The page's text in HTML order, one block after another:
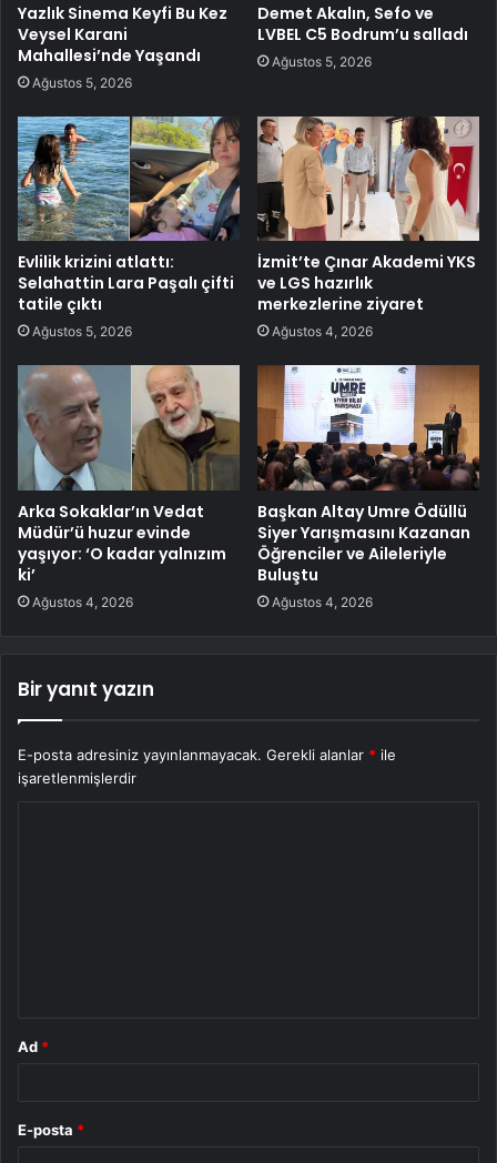
Yazlık Sinema Keyfi Bu Kez
Veysel Karani
Mahallesi’nde Yaşandı
Ağustos 5, 2026
Demet Akalın, Sefo ve
LVBEL C5 Bodrum’u salladı
Ağustos 5, 2026
Evlilik krizini atlattı:
Selahattin Lara Paşalı çifti
tatile çıktı
Ağustos 5, 2026
İzmit’te Çınar Akademi YKS
ve LGS hazırlık
merkezlerine ziyaret
Ağustos 4, 2026
Arka Sokaklar’ın Vedat
Müdür’ü huzur evinde
yaşıyor: ‘O kadar yalnızım
ki’
Ağustos 4, 2026
Başkan Altay Umre Ödüllü
Siyer Yarışmasını Kazanan
Öğrenciler ve Aileleriyle
Buluştu
Ağustos 4, 2026
Bir yanıt yazın
E-posta adresiniz yayınlanmayacak. Gerekli alanlar * ile
işaretlenmişlerdir
Ad *
E-posta *